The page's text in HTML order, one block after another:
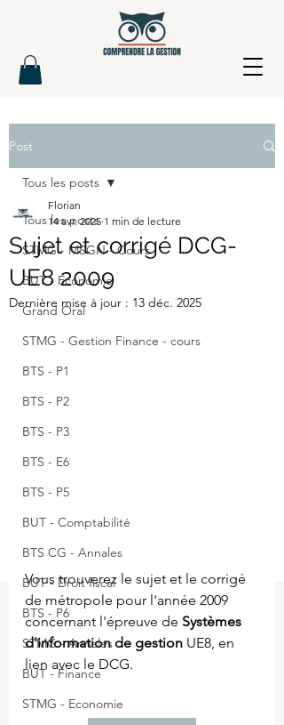
Post
Tous les posts
STMG - MSGN - Cours
BUT - Economie
Grand Oral
STMG - Gestion Finance - cours
BTS - P1
BTS - P2
BTS - P3
BTS - E6
BTS - P5
BUT - Comptabilité
BTS CG - Annales
BUT - Droit fiscal
BTS - P6
STMG - Annales
BUT - Finance
STMG - Economie
Tous les posts
Sujet et corrigé DCG-
UE8 2009
Florian
14 avr. 2025 1 min de lecture
Dernière mise à jour : 13 déc. 2025
Vous trouverez le sujet et le corrigé
de métropole pour l'année 2009
concernant l'épreuve de Systèmes
d'information de gestion UE8, en
lien avec le DCG.